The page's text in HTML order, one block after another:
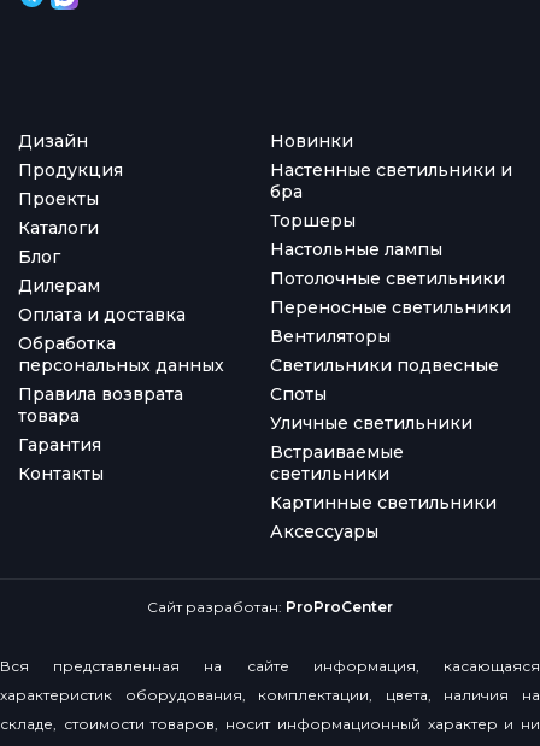
Дизайн
Продукция
Проекты
Каталоги
Блог
Дилерам
Оплата и доставка
Обработка
персональных данных
Правила возврата
товара
Гарантия
Контакты
Новинки
Настенные светильники и
бра
Торшеры
Настольные лампы
Потолочные светильники
Переносные светильники
Вентиляторы
Светильники подвесные
Споты
Уличные светильники
Встраиваемые
светильники
Картинные светильники
Аксессуары
Сайт разработан: ProProCenter
Вся представленная на сайте информация, касающаяся
характеристик оборудования, комплектации, цвета, наличия на
складе, стоимости товаров, носит информационный характер и ни